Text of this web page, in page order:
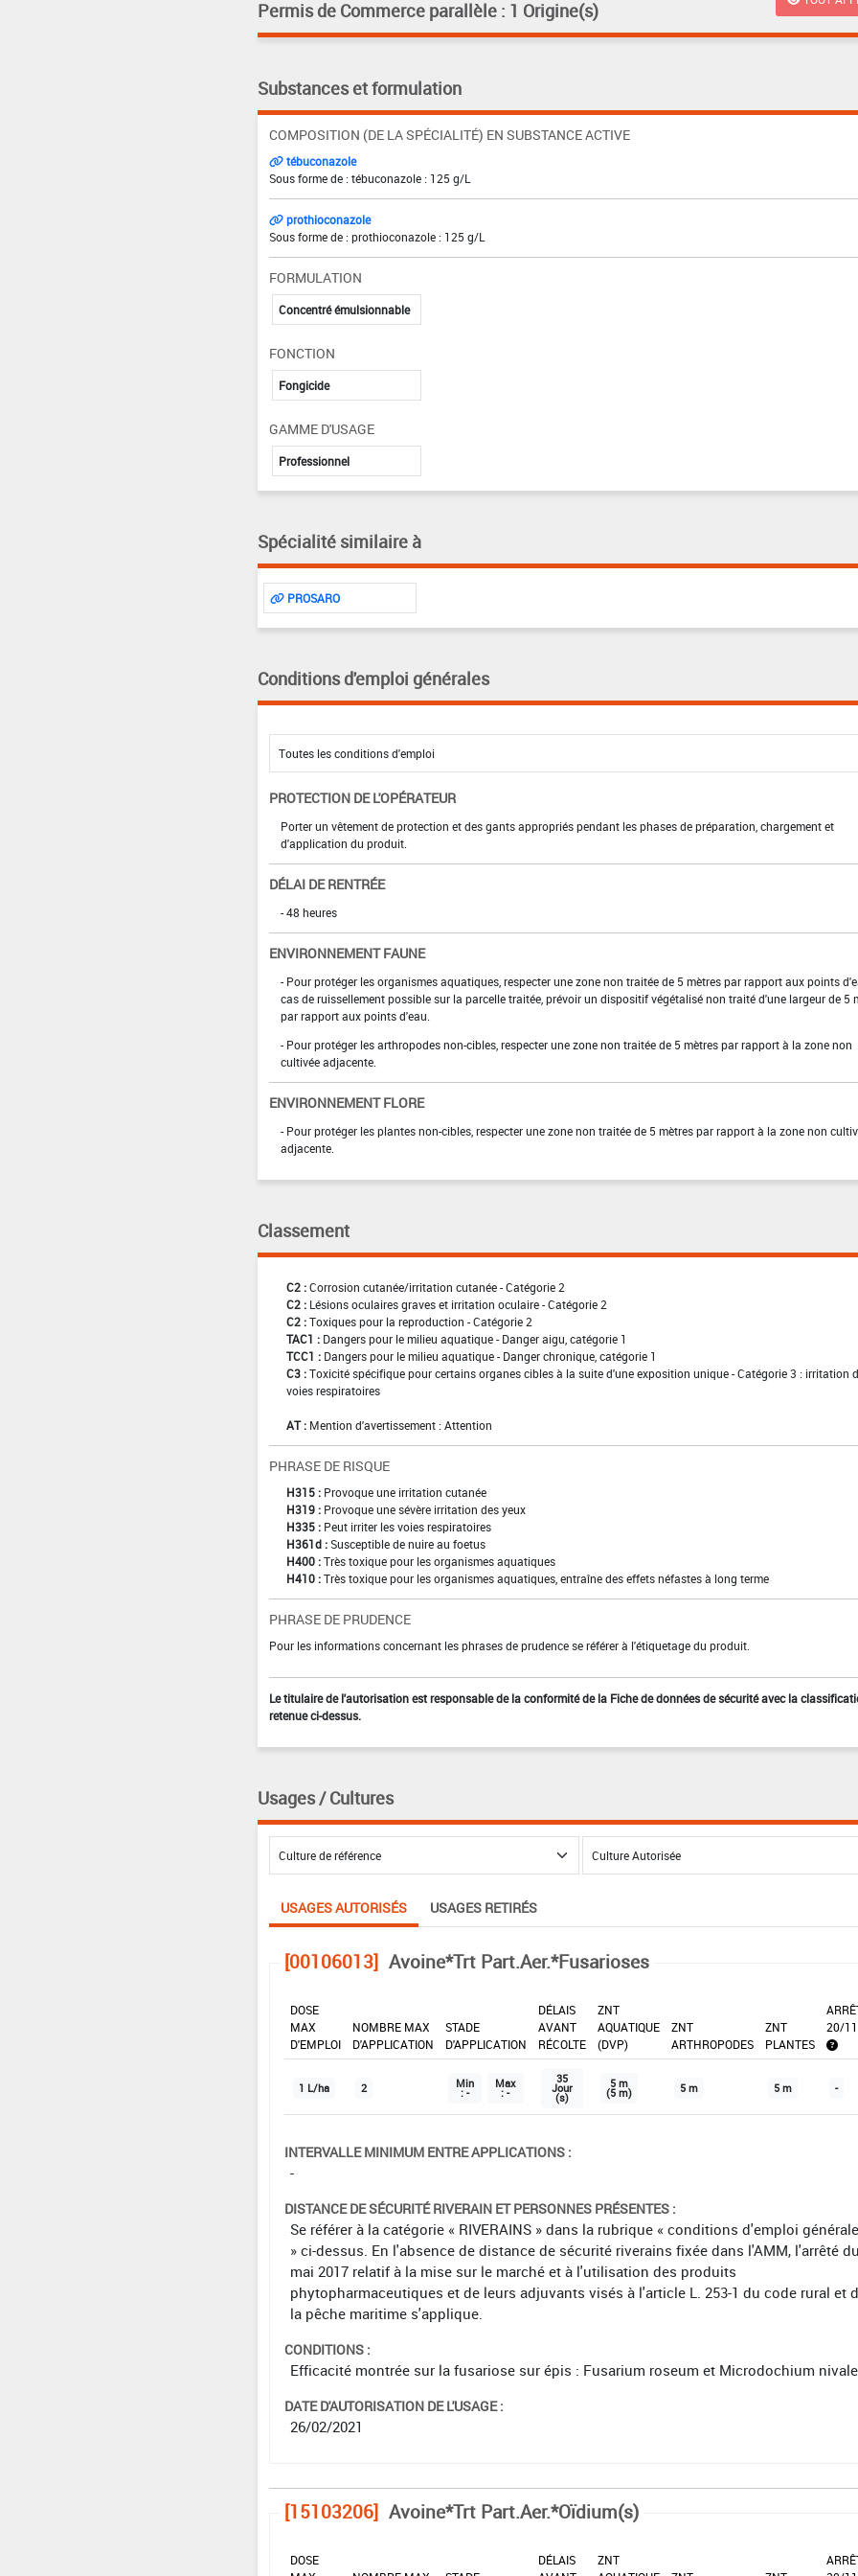
Permis de Commerce parallèle : 1 Origine(s)
Substances et formulation
COMPOSITION (DE LA SPÉCIALITÉ) EN SUBSTANCE ACTIVE
tébuconazole
Sous forme de : tébuconazole : 125 g/L
prothioconazole
Sous forme de : prothioconazole : 125 g/L
FORMULATION
Concentré émulsionnable
FONCTION
Fongicide
GAMME D'USAGE
Professionnel
Spécialité similaire à
PROSARO
Conditions d'emploi générales
PROTECTION DE L'OPÉRATEUR
Porter un vêtement de protection et des gants appropriés pendant les phases de préparation, chargement et
d'application du produit.
DÉLAI DE RENTRÉE
- 48 heures
ENVIRONNEMENT FAUNE
- Pour protéger les organismes aquatiques, respecter une zone non traitée de 5 mètres par rapport aux points
cas de ruissellement possible sur la parcelle traitée, prévoir un dispositif végétalisé non traité d'une largeur de 5
par rapport aux points d'eau.
- Pour protéger les arthropodes non-cibles, respecter une zone non traitée de 5 mètres par rapport à la zone non
cultivée adjacente.
ENVIRONNEMENT FLORE
- Pour protéger les plantes non-cibles, respecter une zone non traitée de 5 mètres par rapport à la zone non
adjacente.
Classement
C2 : Corrosion cutanée/irritation cutanée - Catégorie 2
C2 : Lésions oculaires graves et irritation oculaire - Catégorie 2
C2 : Toxiques pour la reproduction - Catégorie 2
TAC1 : Dangers pour le milieu aquatique - Danger aigu, catégorie 1
TCC1 : Dangers pour le milieu aquatique - Danger chronique, catégorie 1
C3 : Toxicité spécifique pour certains organes cibles à la suite d'une exposition unique - Catégorie 3 : irritation
voies respiratoires
AT : Mention d'avertissement : Attention
PHRASE DE RISQUE
H315 : Provoque une irritation cutanée
H319 : Provoque une sévère irritation des yeux
H335 : Peut irriter les voies respiratoires
H361d : Susceptible de nuire au foetus
H400 : Très toxique pour les organismes aquatiques
H410 : Très toxique pour les organismes aquatiques, entraîne des effets néfastes à long terme
PHRASE DE PRUDENCE
Pour les informations concernant les phrases de prudence se référer à l'étiquetage du produit.
Le titulaire de l'autorisation est responsable de la conformité de la Fiche de données de sécurité avec la
retenue ci-dessus.
Usages / Cultures
USAGES AUTORISÉS USAGES RETIRÉS
[00106013] Avoine*Trt Part.Aer.*Fusarioses
DOSE
MAX
D'EMPLOI
NOMBRE MAX
D'APPLICATION
STADE
D'APPLICATION
DÉLAIS
AVANT
RÉCOLTE
ZNT
AQUATIQUE
(DVP)
ZNT
ARTHROPODES
ZNT
PLANTES
20/
1 L/ha 2 Min
: -
Max
: -
35
Jour
(s)
5 m
(5 m) 5 m 5 m -
INTERVALLE MINIMUM ENTRE APPLICATIONS :
-
DISTANCE DE SÉCURITÉ RIVERAIN ET PERSONNES PRÉSENTES :
Se référer à la catégorie « RIVERAINS » dans la rubrique « conditions d'emploi
» ci-dessus. En l'absence de distance de sécurité riverains fixée dans l'AMM, l'arrêté
mai 2017 relatif à la mise sur le marché et à l'utilisation des produits
phytopharmaceutiques et de leurs adjuvants visés à l'article L. 253-1 du code rural et
la pêche maritime s'applique.
CONDITIONS :
Efficacité montrée sur la fusariose sur épis : Fusarium roseum et Microdochium nivale
DATE D'AUTORISATION DE L'USAGE :
26/02/2021
[15103206] Avoine*Trt Part.Aer.*Oïdium(s)
DOSE
DÉLAIS
ZNT